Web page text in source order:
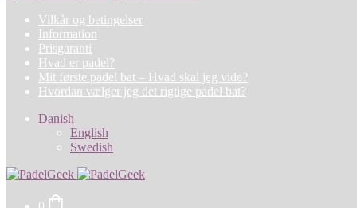
Vilkår og betingelser
Information
Prisgaranti
Hvad er padel?
Mit første padel bat – Hvad skal jeg vide?
Hvordan vælger jeg det rigtige padel bat?
Danish
English
Swedish